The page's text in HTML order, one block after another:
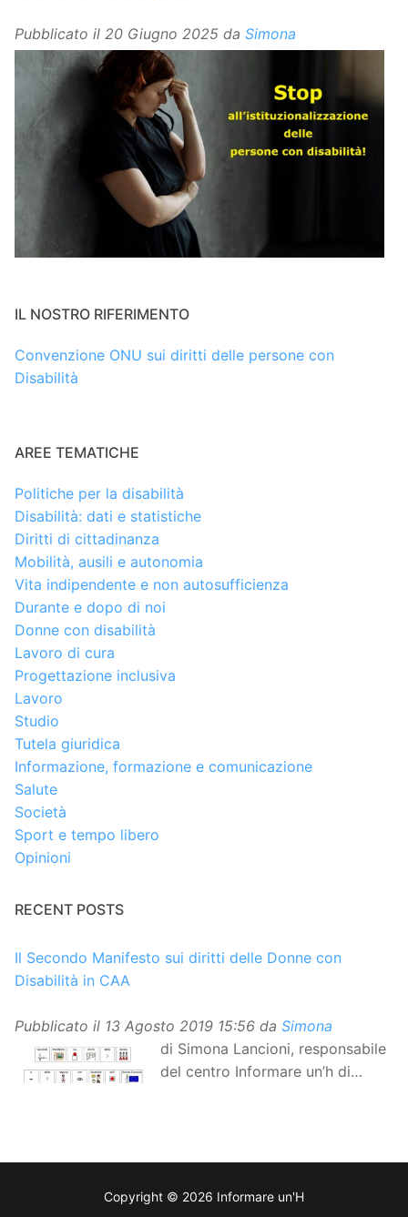
Pubblicato il 20 Giugno 2025 da Simona
IL NOSTRO RIFERIMENTO
Convenzione ONU sui diritti delle persone con
Disabilità
AREE TEMATICHE
Politiche per la disabilità
Disabilità: dati e statistiche
Diritti di cittadinanza
Mobilità, ausili e autonomia
Vita indipendente e non autosufficienza
Durante e dopo di noi
Donne con disabilità
Lavoro di cura
Progettazione inclusiva
Lavoro
Studio
Tutela giuridica
Informazione, formazione e comunicazione
Salute
Società
Sport e tempo libero
Opinioni
RECENT POSTS
Il Secondo Manifesto sui diritti delle Donne con
Disabilità in CAA
Pubblicato il 13 Agosto 2019 15:56 da Simona
di Simona Lancioni, responsabile
del centro Informare un’h di
aumentativa alternativa (CAA) del “Secondo Manifesto
nell’Unione Europea”. La rivendicazione ed il
Copyright © 2026 Informare un'H